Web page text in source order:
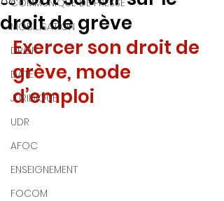
COMMUNIQUE DE PRESSE
MOBILISATION
DROIT
DATE
JURIDIQUE
UDR
AFOC
ENSEIGNEMENT
FOCOM
droit de grève
Exercer son droit de
grève, mode
d’emploi